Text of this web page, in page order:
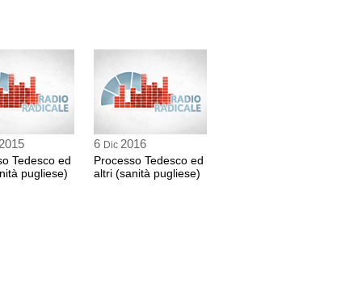
penale Bari
RUSSO
Schiraldi Adolfo
2015
Tedesco ed
pugliese)
6 Dic 2016
Processo Tedesco ed
altri (sanità pugliese)